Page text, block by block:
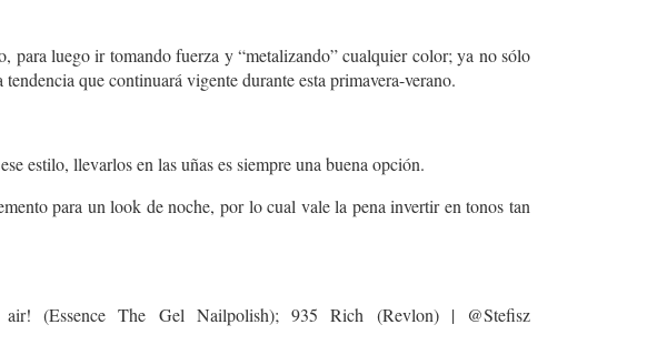
para luego ir tomando fuerza y “metalizando” cualquier color; ya no sólo
que continuará vigente durante esta primavera-verano.
estilo, llevarlos en las uñas es siempre una buena opción.
para un look de noche, por lo cual vale la pena invertir en tonos tan
(Essence The Gel Nailpolish); 935 Rich (Revlon) | @Stefisz